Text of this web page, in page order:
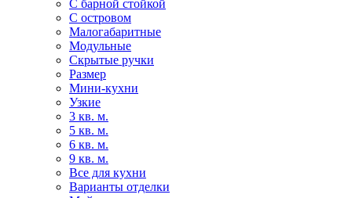
С барной стойкой
С островом
Малогабаритные
Модульные
Скрытые ручки
Размер
Мини-кухни
Узкие
3 кв. м.
5 кв. м.
6 кв. м.
9 кв. м.
Все для кухни
Варианты отделки